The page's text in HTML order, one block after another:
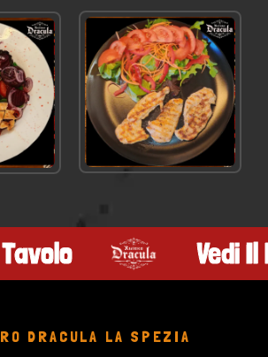
VEDI NEL MENÙ
Lavoro
DRACULA LA SPEZIA